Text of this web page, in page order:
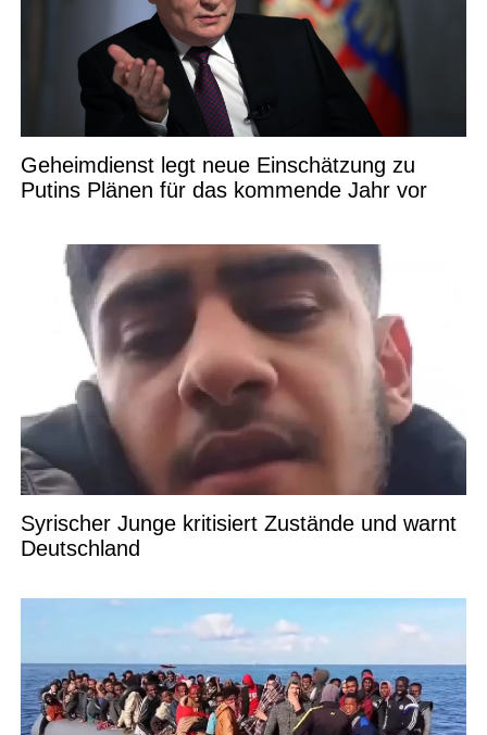
Geheimdienst legt neue Einschätzung zu
Putins Plänen für das kommende Jahr vor
Syrischer Junge kritisiert Zustände und warnt
Deutschland